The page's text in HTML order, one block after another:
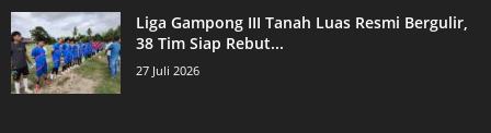
Liga Gampong III Tanah Luas Resmi Bergulir,
38 Tim Siap Rebut...
27 Juli 2026